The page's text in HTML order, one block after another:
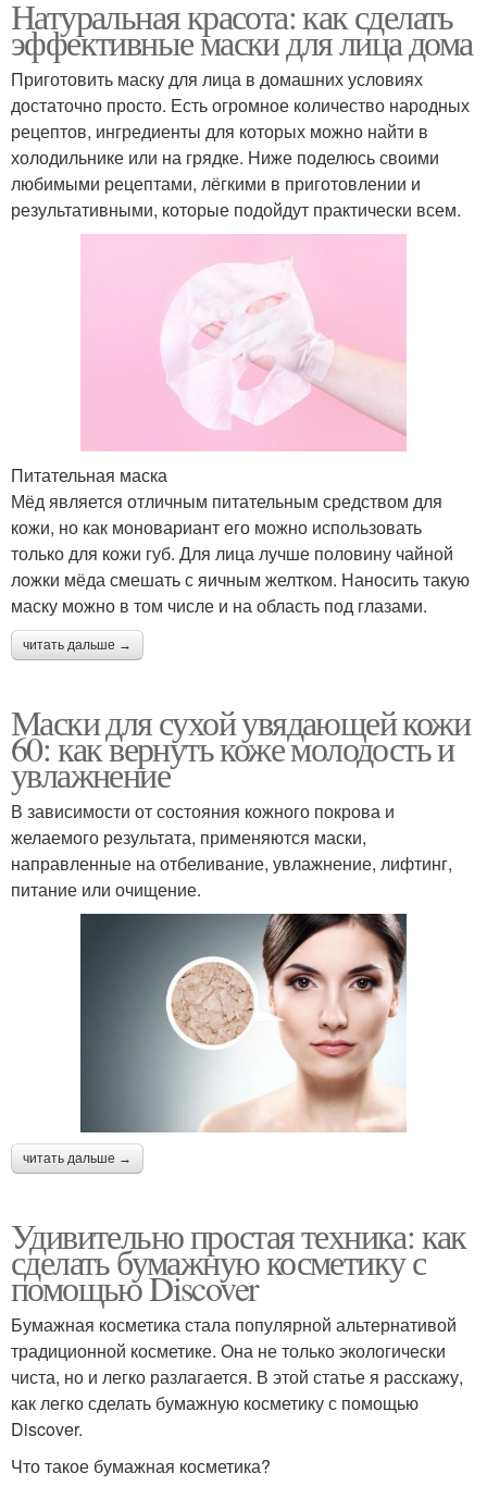
Натуральная красота: как сделать
эффективные маски для лица дома
Приготовить маску для лица в домашних условиях
достаточно просто. Есть огромное количество народных
рецептов, ингредиенты для которых можно найти в
холодильнике или на грядке. Ниже поделюсь своими
любимыми рецептами, лёгкими в приготовлении и
результативными, которые подойдут практически всем.
Питательная маска
Мёд является отличным питательным средством для
кожи, но как моновариант его можно использовать
только для кожи губ. Для лица лучше половину чайной
ложки мёда смешать с яичным желтком. Наносить такую
маску можно в том числе и на область под глазами.
читать дальше →
Маски для сухой увядающей кожи
60: как вернуть коже молодость и
увлажнение
В зависимости от состояния кожного покрова и
желаемого результата, применяются маски,
направленные на отбеливание, увлажнение, лифтинг,
питание или очищение.
читать дальше →
Удивительно простая техника: как
сделать бумажную косметику с
помощью Discover
Бумажная косметика стала популярной альтернативой
традиционной косметике. Она не только экологически
чиста, но и легко разлагается. В этой статье я расскажу,
как легко сделать бумажную косметику с помощью
Discover.
Что такое бумажная косметика?